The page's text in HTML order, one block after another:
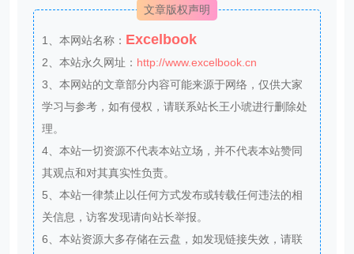
文章版权声明
1、本网站名称： Excelbook
2、本站永久网址： http://www.excelbook.cn
3、本网站的文章部分内容可能来源于网络，仅供大家
学习与参考，如有侵权，请联系站长王小琥进行删除处
理。
4、本站一切资源不代表本站立场，并不代表本站赞同
其观点和对其真实性负责。
5、本站一律禁止以任何方式发布或转载任何违法的相
关信息，访客发现请向站长举报。
6、本站资源大多存储在云盘，如发现链接失效，请联